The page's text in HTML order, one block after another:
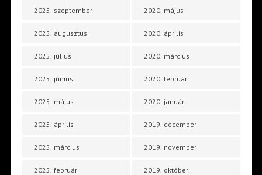
2025. szeptember
2025. augusztus
2025. július
2025. június
2025. május
2025. április
2025. március
2025. február
2020. május
2020. április
2020. március
2020. február
2020. január
2019. december
2019. november
2019. október